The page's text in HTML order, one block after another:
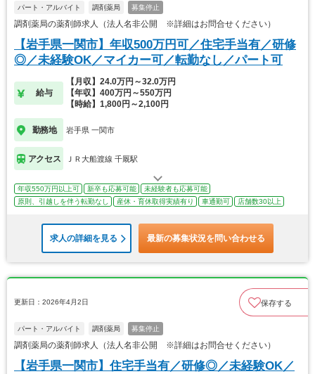
パート・アルバイト 調剤薬局 募集停止
調剤薬局の薬剤師求人（法人名非公開 ※詳細はお問合せください）
【岩手県一関市】年収500万円可／住宅手当有／研修
◎／未経験OK／マイカー可／転勤なし／パート可
給与
【月収】24.0万円～32.0万円
【年収】400万円～550万円
【時給】1,800円～2,100円
勤務地 岩手県 一関市
アクセス ＪＲ大船渡線 千厩駅
年収550万円以上可 新卒も応募可能
未経験者も応募可能
原則、引越しを伴う転勤なし
産休・育休取得実績有り 車通勤可 店舗数30以上
求人の詳細を見る 最新の募集状況を問い合わせる
更新日：2026年4月2日 保存する
パート・アルバイト 調剤薬局 募集停止
調剤薬局の薬剤師求人（法人名非公開 ※詳細はお問合せください）
【岩手県一関市】住宅手当有／研修◎／未経験OK／